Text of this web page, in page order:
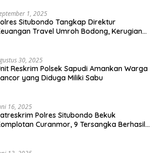
1, 2025
Situbondo Tangkap Direktur
Travel Umroh Bodong, Kerugian
30, 2025
Reskrim Polsek Sapudi Amankan Warga
yang Diduga Miliki Sabu
16, 2025
Polres Situbondo Bekuk
Curanmor, 9 Tersangka Berhasil